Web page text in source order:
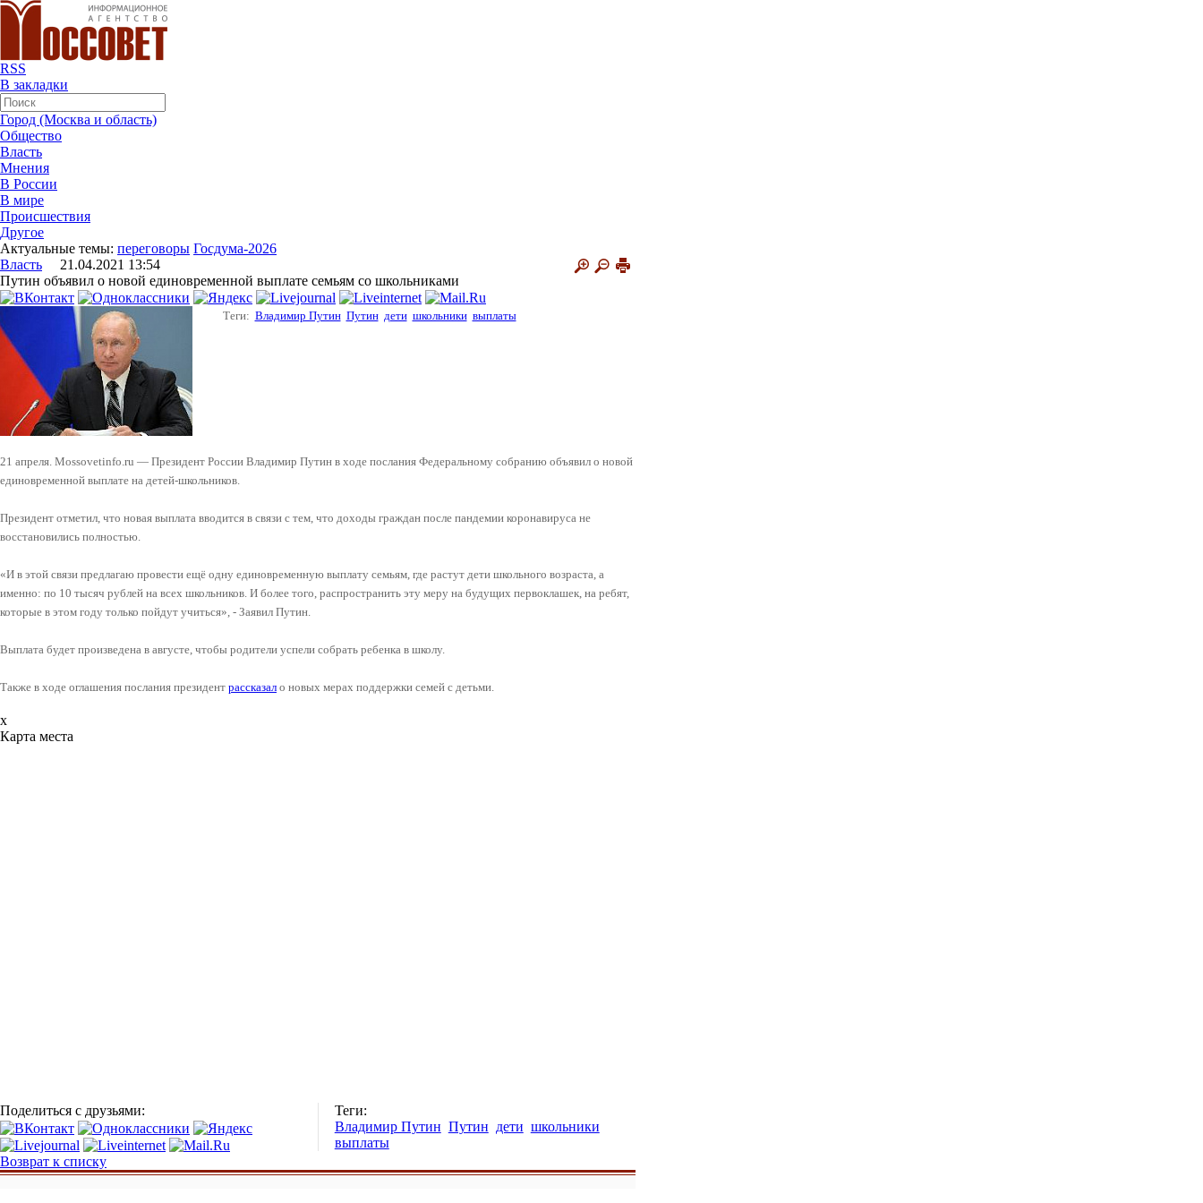
RSS
В закладки
Город (Москва и область)
Общество
Власть
Мнения
В России
В мире
Происшествия
Другое
Актуальные темы: переговоры Госдума-2026
Власть 21.04.2021 13:54
Путин объявил о новой единовременной выплате семьям со школьниками
Теги: Владимир Путин Путин дети школьники выплаты
21 апреля. Mossovetinfo.ru — Президент России Владимир Путин в ходе послания Федеральному собранию объявил о новой
единовременной выплате на детей-школьников.
Президент отметил, что новая выплата вводится в связи с тем, что доходы граждан после пандемии коронавируса не
восстановились полностью.
«И в этой связи предлагаю провести ещё одну единовременную выплату семьям, где растут дети школьного возраста, а
именно: по 10 тысяч рублей на всех школьников. И более того, распространить эту меру на будущих первоклашек, на ребят,
которые в этом году только пойдут учиться», - Заявил Путин.
Выплата будет произведена в августе, чтобы родители успели собрать ребенка в школу.
Также в ходе оглашения послания президент рассказал о новых мерах поддержки семей с детьми.
x
Карта места
Поделиться с друзьями:
Теги:
Владимир Путин Путин дети школьники
выплаты
Возврат к списку